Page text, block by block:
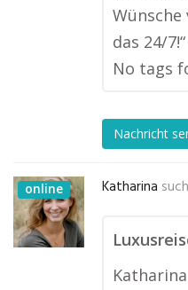
Wünsche
das 24/7!“
No tags
Nachricht
online Katharina